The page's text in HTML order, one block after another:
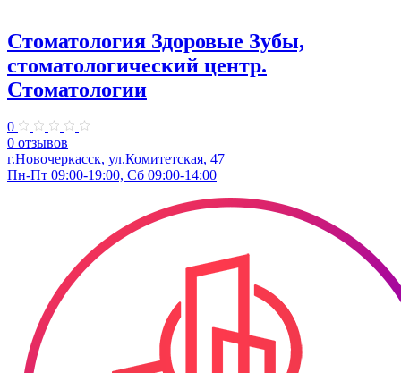
Стоматология Здоровые Зубы,
стоматологический центр.
Стоматологии
0
0 отзывов
г.Новочеркасск, ул.Комитетская, 47
Пн-Пт 09:00-19:00, Сб 09:00-14:00